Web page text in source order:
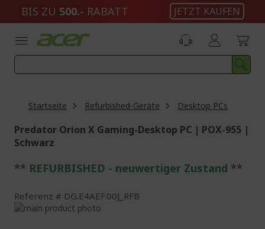
BIS ZU 500.- RABATT JETZT KAUFEN
Startseite Refurbished-Geräte Desktop PCs
Predator Orion X Gaming-Desktop PC | POX-955 |
Schwarz
** REFURBISHED - neuwertiger Zustand **
Referenz DG.E4AEF.00J_RFB
Zum